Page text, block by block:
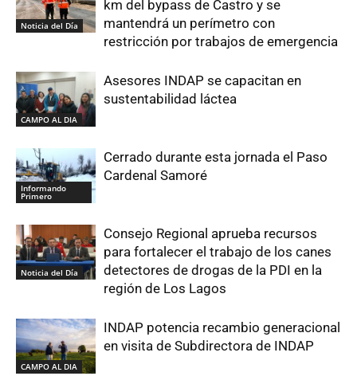
Noticia del Día
km del bypass de Castro y se
mantendrá un perímetro con
restricción por trabajos de emergencia
CAMPO AL DIA
Asesores INDAP se capacitan en
sustentabilidad láctea
Informando
Primero
Cerrado durante esta jornada el Paso
Cardenal Samoré
Noticia del Día
Consejo Regional aprueba recursos
para fortalecer el trabajo de los canes
detectores de drogas de la PDI en la
región de Los Lagos
CAMPO AL DIA
INDAP potencia recambio generacional
en visita de Subdirectora de INDAP